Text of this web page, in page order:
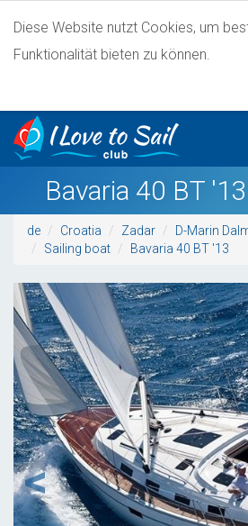
Diese Website nutzt Cookies, um
Funktionalität bieten zu können.
Bavaria 40 BT
de Croatia Zadar
D-Marin
Sailing boat
Bavaria 40 BT '13